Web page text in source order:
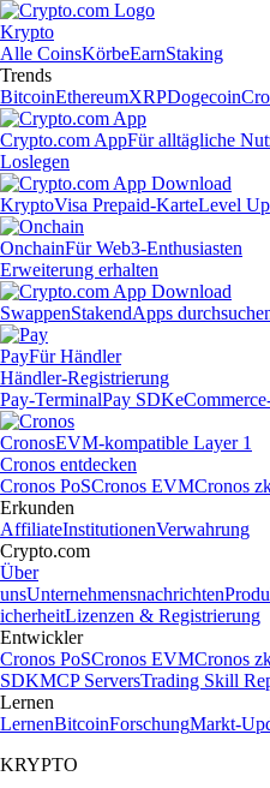
Krypto
Alle CoinsKörbeEarnStaking
Trends
BitcoinEthereumXRPDogecoin
Crypto.com AppFür alltägliche
Loslegen
KryptoVisa Prepaid-KarteLevel Up
OnchainFür Web3-Enthusiasten
Erweiterung erhalten
SwappenStakendApps
PayFür Händler
Händler-Registrierung
Pay-TerminalPay SDK
CronosEVM-kompatible Layer 1
Cronos entdecken
Cronos PoSCronos EVMCronos
Erkunden
AffiliateInstitutionenVerwahrung
Crypto.com
Über
unsUnternehmensnachrichten
icherheitLizenzen & Registrierung
Entwickler
Cronos PoSCronos EVMCronos
SDKMCP ServersTrading Skill
Lernen
LernenBitcoinForschungMarkt-
KRYPTO